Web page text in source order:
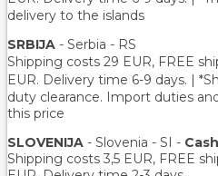
delivery to the islands
SRBIJA - Serbia - RS
Shipping costs 29 EUR, FREE
EUR. Delivery time 6-9 days. |
duty clearance. Import duties
this price
SLOVENIJA - Slovenia - SI -
Shipping costs 3,5 EUR, FREE